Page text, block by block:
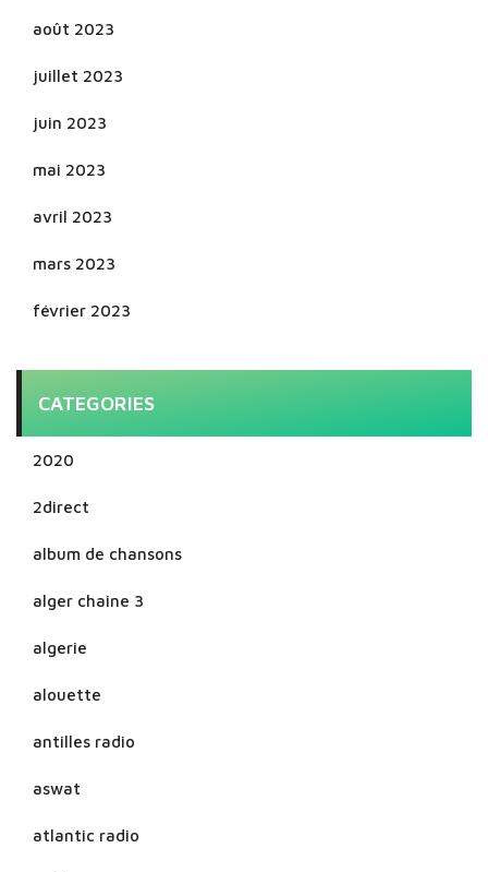
août 2023
juillet 2023
juin 2023
mai 2023
avril 2023
mars 2023
février 2023
CATEGORIES
2020
2direct
album de chansons
alger chaine 3
algerie
alouette
antilles radio
aswat
atlantic radio